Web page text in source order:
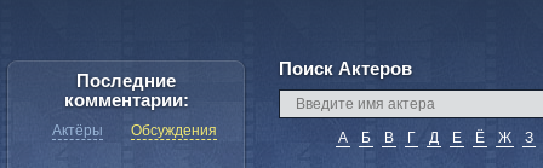
Поиск Актеров
А Б В Г Д Е Ё Ж З
Последние
комментарии:
Актёры Обсуждения